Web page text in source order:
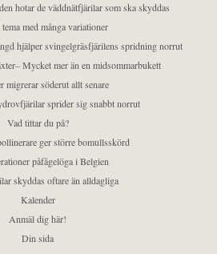
hotar de väddnätfjärilar som ska skyddas
med många variationer
hjälper svingelgräsfjärilens spridning norrut
Mycket mer än en midsommarbukett
migrerar söderut allt senare
sprider sig snabbt norrut
Vad tittar du på?
ger större bomullsskörd
påfågelöga i Belgien
skyddas oftare än alldagliga
Kalender
Anmäl dig här!
Din sida